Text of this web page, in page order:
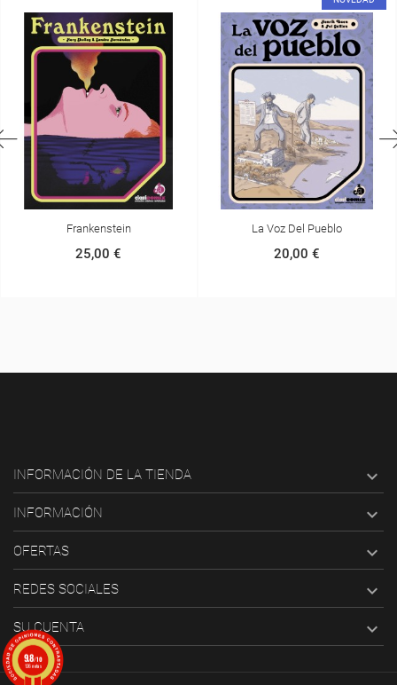
La Voz Del Pueblo El Hombre
INFORMACIÓN DE LA TIENDA 
INFORMACIÓN 
OFERTAS 
REDES SOCIALES 
SU CUENTA 
9.8/10
126 notas